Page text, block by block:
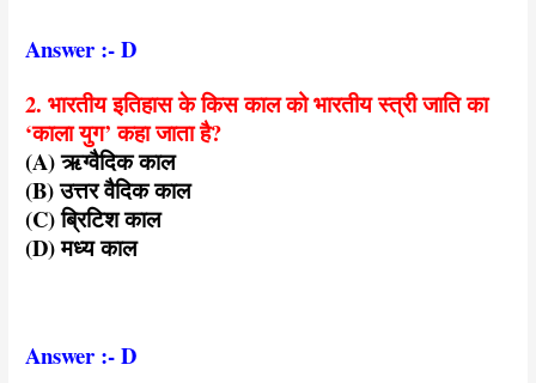
Answer :- D
2. भारतीय इतिहास के किस काल को भारतीय स्त्री जाति का
‘काला युग’ कहा जाता है?
(A) ऋग्वैदिक काल
(B) उत्तर वैदिक काल
(C) ब्रिटिश काल
(D) मध्य काल
Answer :- D